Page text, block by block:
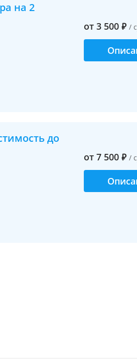
на 2
от 3 500 ₽ /
до
от 7 500 ₽ /